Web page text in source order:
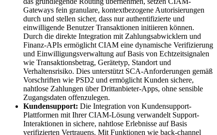
Gateways fein granulare, kontextbezogene Autorisierungen
durch und stellen sicher, dass nur authentifizierte und
einwilligende Benutzer Transaktionen initiieren können.
Durch die direkte Integration mit Zahlungsabwicklern und
Finanz-APIs ermöglicht CIAM eine dynamische Verifizierung
und Einwilligungsverwaltung auf Basis von Echtzeitsignalen
wie Transaktionsbetrag, Gerätetyp, Standort und
Verhaltensrisiko. Dies unterstützt SCA-Anforderungen gemäß
Vorschriften wie PSD2 und ermöglicht Kunden sichere,
nahtlose Zahlungen über Drittanbieter-Apps, ohne sensible
Zugangsdaten offenzulegen.
Kundensupport: Die Integration von Kundensupport-
Plattformen mit Ihrer CIAM-Lösung verwandelt Support-
Interaktionen in sichere, nahtlose Erlebnisse auf Basis
verifizierten Vertrauens. Mit Funktionen wie back-channel